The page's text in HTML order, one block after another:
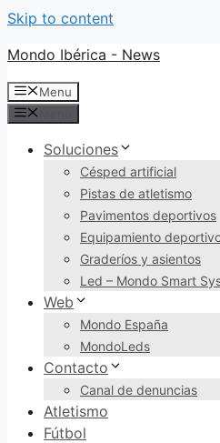
Skip to content
Mondo Ibérica - News
Menu
Soluciones
Césped artificial
Pistas de atletismo
Pavimentos deportivos
Equipamiento
Graderíos y asientos
Led – Mondo Smart
Web
Mondo España
MondoLeds
Contacto
Canal de denuncias
Atletismo
Fútbol